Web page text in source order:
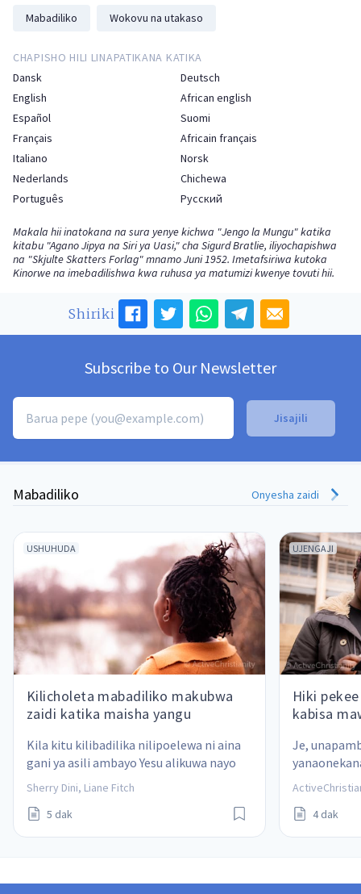
Mabadiliko
Wokovu na utakaso
CHAPISHO HILI LINAPATIKANA KATIKA
Dansk
Deutsch
English
African english
Español
Suomi
Français
Africain français
Italiano
Norsk
Nederlands
Chichewa
Português
Русский
Makala hii inatokana na sura yenye kichwa "Jengo la Mungu" katika
kitabu "Agano Jipya na Siri ya Uasi," cha Sigurd Bratlie, iliyochapishwa
na "Skjulte Skatters Forlag" mnamo Juni 1952. Imetafsiriwa kutoka
Kinorwe na imebadilishwa kwa ruhusa ya matumizi kwenye tovuti hii.
Shiriki
Subscribe to Our Newsletter
Mabadiliko Onyesha zaidi
USHUHUDA
Kilicholeta mabadiliko makubwa
zaidi katika maisha yangu
Kila kitu kilibadilika nilipoelewa ni aina
gani ya asili ambayo Yesu alikuwa nayo
alipoishi duniani
Sherry Dini, Liane Fitch
5 dak
UJENGAJI
Hiki
kabisa
Je,
mambo
mwako?
kweli!
4 dak